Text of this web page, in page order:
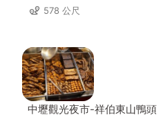
578 公尺
中壢觀光夜市-祥伯東山鴨頭